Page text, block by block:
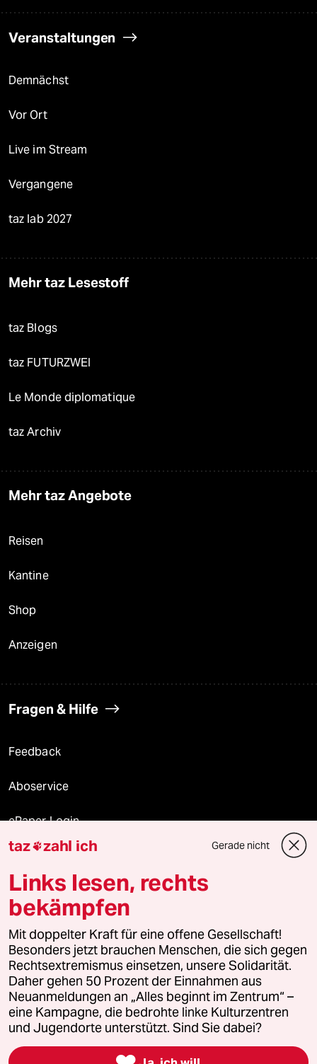
Veranstaltungen
Demnächst
Vor Ort
Live im Stream
Vergangene
taz lab 2027
Mehr taz Lesestoff
taz Blogs
taz FUTURZWEI
Le Monde diplomatique
taz Archiv
Mehr taz Angebote
Reisen
Kantine
Shop
Anzeigen
Fragen & Hilfe
Feedback
Aboservice
ePaper Login
Downloads für Abonnierende
© 2026 taz Verlags und Vertriebs GmbH
Alle Rechte vorbehalten. Bei rechtlichen Fragen oder für Genehmigungen
wenden Sie sich bitte an
lizenzen@taz.de
Feedback Redaktionsstatut Kommune-Richtlinien
Leitlinie Informant Datenschutz Impressum AGB
Seitenwende Einwilligungen widerrufen (Ads)
taz zahl ich Gerade nicht
Links lesen, rechts
bekämpfen
Mit doppelter Kraft für eine offene Gesellschaft!
Besonders jetzt brauchen Menschen, die sich gegen
Rechtsextremismus einsetzen, unsere Solidarität.
Daher gehen 50 Prozent der Einnahmen aus
Neuanmeldungen an „Alles beginnt im Zentrum“ –
eine Kampagne, die bedrohte linke Kulturzentren
und Jugendorte unterstützt. Sind Sie dabei?